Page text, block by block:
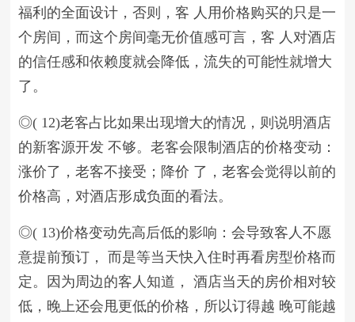
福利的全面设计，否则，客 人用价格购买的只是一
个房间，而这个房间毫无价值感可言，客 人对酒店
的信任感和依赖度就会降低，流失的可能性就增大
了。
◎( 12)老客占比如果出现增大的情况，则说明酒店
的新客源开发 不够。老客会限制酒店的价格变动：
涨价了，老客不接受；降价 了，老客会觉得以前的
价格高，对酒店形成负面的看法。
◎( 13)价格变动先高后低的影响：会导致客人不愿
意提前预订， 而是等当天快入住时再看房型价格而
定。因为周边的客人知道， 酒店当天的房价相对较
低，晚上还会甩更低的价格，所以订得越 晚可能越